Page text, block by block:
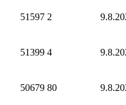
51597 2
51399 4
50679 80